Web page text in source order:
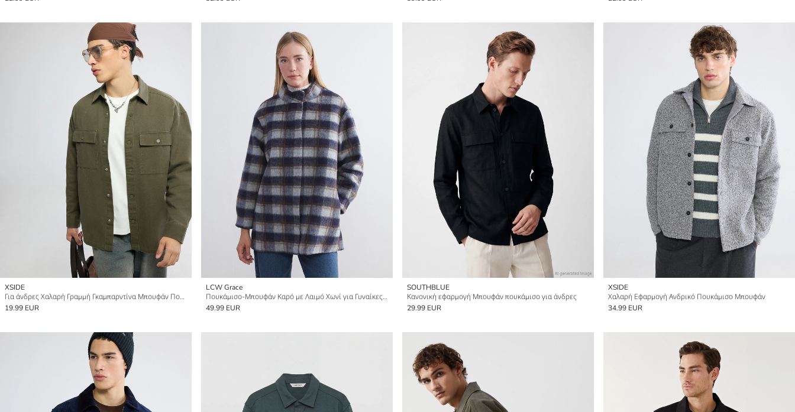
XSIDE
Για άνδρες Χαλαρή Γραμμή Γκαμπαρντίνα Μπουφάν Πουκάμισο
19.99 EUR
LCW Grace
Πουκάμισο-Μπουφάν Καρό με Λαιμό Χωνί για Γυναίκες από Κασμίρ
49.99 EUR
SOUTHBLUE
Κανονική εφαρμογή Μπουφάν πουκάμισο για άνδρες
29.99 EUR
XSIDE
Χαλαρή Εφαρμογή Ανδρικό Πουκάμισο Μπουφάν
34.99 EUR